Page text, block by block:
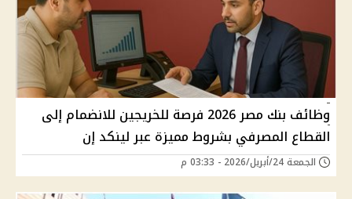
وظائف بنك مصر 2026 فرصة للخريجين للانضمام إلى
القطاع المصرفي بشروط مميزة عبر لينكد إن
الجمعة 24/أبريل/2026 - 03:33 م